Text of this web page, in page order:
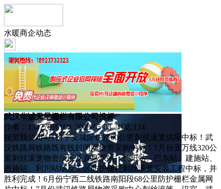
水暖商企动态
武汉华诚天星栅栏有限公司投标
作者：13477016160 2023-05-03 浏览:124
祝贺我公司4月份宁安城际铁路60公里刺丝滚笼供应中标！武
汉铁路局铁路既有线封闭网物资采购中标！5月份宜万线320公
里刺丝滚笼物资供应及宜昌东站、长阳站、巴东站、建施站、
恩施站、利川站场及工区防护栅栏刺丝滚笼安装工程中标，并
胜利完成！6月份宁西二线铁路南阳段68公里防护栅栏金属网